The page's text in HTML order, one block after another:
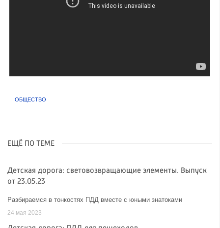
ОБЩЕСТВО
ЕЩЁ ПО ТЕМЕ
Детская дорога: световозвращающие элементы. Выпуск
от 23.05.23
Разбираемся в тонкостях ПДД вместе с юными знатоками
24 мая 2023